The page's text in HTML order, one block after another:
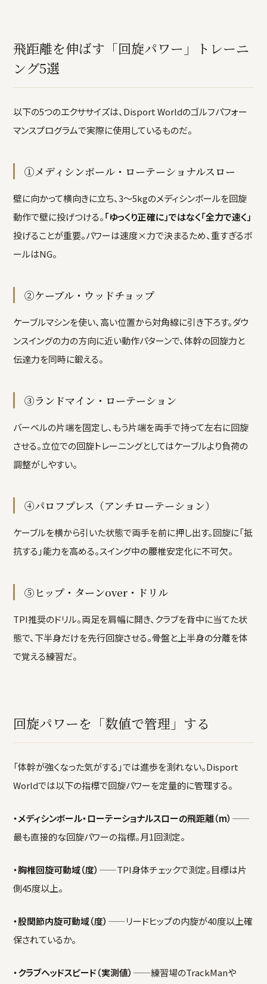
飛距離を伸ばす「回旋パワー」トレーニ
ング5選
以下の5つのエクササイズは、Disport Worldのゴルフパフォー
マンスプログラムで実際に使用しているものだ。
①メディシンボール・ローテーショナルスロー
壁に向かって横向きに立ち、3〜5kgのメディシンボールを回旋
動作で壁に投げつける。「ゆっくり正確に」ではなく「全力で速く」
投げることが重要。パワーは速度×力で決まるため、重すぎるボ
ールはNG。
②ケーブル・ウッドチョップ
ケーブルマシンを使い、高い位置から対角線に引き下ろす。ダウ
ンスイングの力の方向に近い動作パターンで、体幹の回旋力と
伝達力を同時に鍛える。
③ランドマイン・ローテーション
バーベルの片端を固定し、もう片端を両手で持って左右に回旋
させる。立位での回旋トレーニングとしてはケーブルより負荷の
調整がしやすい。
④パロフプレス（アンチローテーション）
ケーブルを横から引いた状態で両手を前に押し出す。回旋に「抵
抗する」能力を高める。スイング中の腰椎安定化に不可欠。
⑤ヒップ・ターンover・ドリル
TPI推奨のドリル。両足を肩幅に開き、クラブを背中に当てた状
態で、下半身だけを先行回旋させる。骨盤と上半身の分離を体
で覚える練習だ。
回旋パワーを「数値で管理」する
「体幹が強くなった気がする」では進歩を測れない。Disport
Worldでは以下の指標で回旋パワーを定量的に管理する。
・メディシンボール・ローテーショナルスローの飛距離（m） ——
最も直接的な回旋パワーの指標。月1回測定。
・胸椎回旋可動域（度） ——TPI身体チェックで測定。目標は片
側45度以上。
・股関節内旋可動域（度） ——リードヒップの内旋が40度以上確
保されているか。
・クラブヘッドスピード（実測値） ——練習場のTrackManや